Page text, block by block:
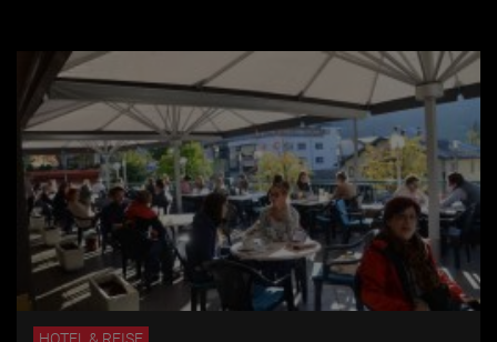
HOTEL & REISE